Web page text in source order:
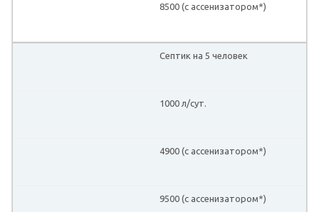
8500 (с ассенизатором*)
Септик на 5 человек
1000 л/сут.
4900 (с ассенизатором*)
9500 (с ассенизатором*)